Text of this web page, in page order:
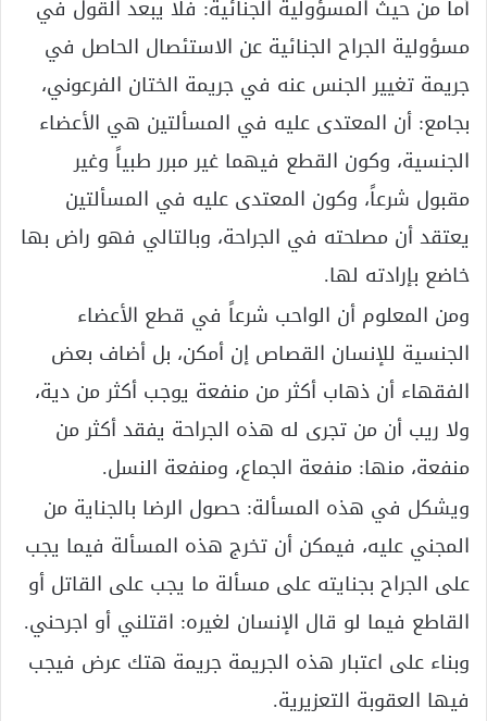
أما من حيث المسؤولية الجنائية: فلا يبعد القول في
مسؤولية الجراح الجنائية عن الاستئصال الحاصل في
جريمة تغيير الجنس عنه في جريمة الختان الفرعوني،
بجامع: أن المعتدى عليه في المسألتين هي الأعضاء
الجنسية، وكون القطع فيهما غير مبرر طبياً وغير
مقبول شرعاً، وكون المعتدى عليه في المسألتين
يعتقد أن مصلحته في الجراحة، وبالتالي فهو راض بها
خاضع بإرادته لها.
ومن المعلوم أن الواحب شرعاً في قطع الأعضاء
الجنسية للإنسان القصاص إن أمكن، بل أضاف بعض
الفقهاء أن ذهاب أكثر من منفعة يوجب أكثر من دية،
ولا ريب أن من تجرى له هذه الجراحة يفقد أكثر من
منفعة، منها: منفعة الجماع، ومنفعة النسل.
ويشكل في هذه المسألة: حصول الرضا بالجناية من
المجني عليه، فيمكن أن تخرج هذه المسألة فيما يجب
على الجراح بجنايته على مسألة ما يجب على القاتل أو
القاطع فيما لو قال الإنسان لغيره: اقتلني أو اجرحني.
وبناء على اعتبار هذه الجريمة جريمة هتك عرض فيجب
فيها العقوبة التعزيرية.